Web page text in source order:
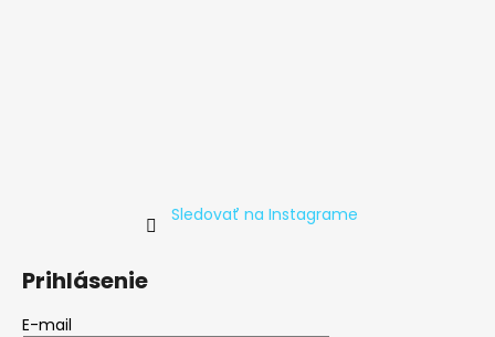
Sledovať na Instagrame
Prihlásenie
E-mail